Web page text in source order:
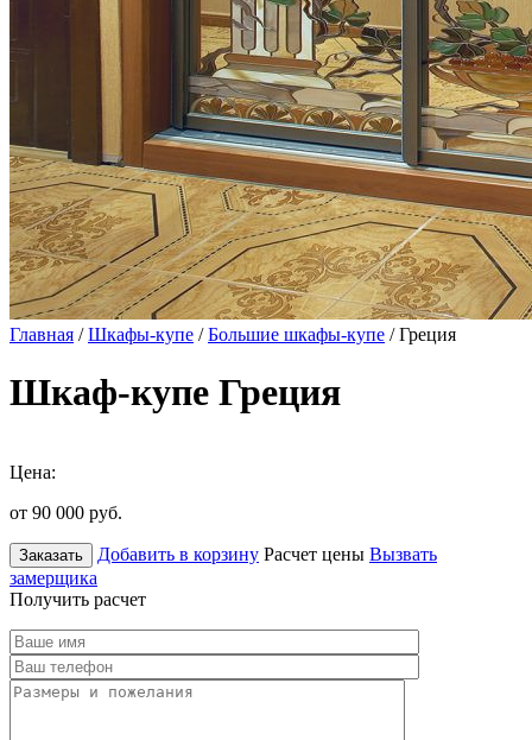
Главная /Шкафы-купе /Большие шкафы-купе / Греция
Шкаф-купе Греция
Цена:
от 90 000 руб.
Заказать Добавить в корзину Расчет цены Вызвать
замерщика
Получить расчет